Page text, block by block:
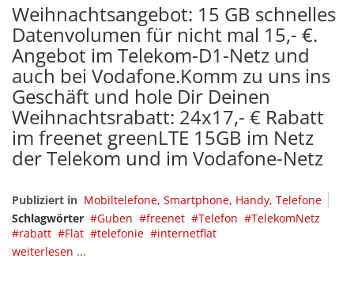
Weihnachtsangebot: 15 GB schnelles
Datenvolumen für nicht mal 15,- €.
Angebot im Telekom-D1-Netz und
auch bei Vodafone.Komm zu uns ins
Geschäft und hole Dir Deinen
Weihnachtsrabatt: 24x17,- € Rabatt
im freenet greenLTE 15GB im Netz
der Telekom und im Vodafone-Netz
Publiziert in Mobiltelefone, Smartphone, Handy, Telefone
Schlagwörter
Guben freenet Telefon
TelekomNetz
rabatt
Flat telefonie
internetflat
weiterlesen ...